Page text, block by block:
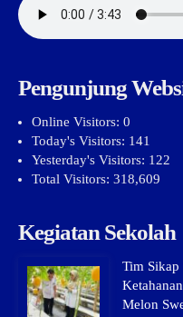
Pengunjung
Online Visitors: 0
Today's Visitors: 141
Yesterday's Visitors: 122
Total Visitors: 318,609
Kegiatan Sekolah
Tim
Melon